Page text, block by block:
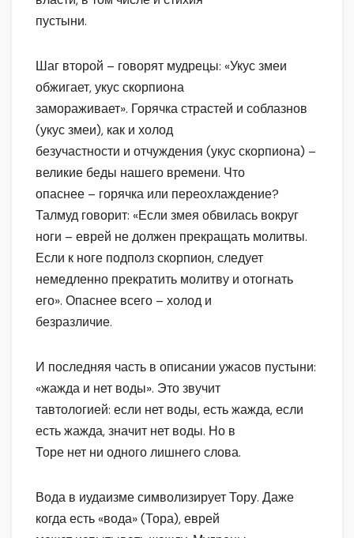
пустыни.
Шаг второй – говорят мудрецы: «Укус змеи
обжигает, укус скорпиона
замораживает». Горячка страстей и соблазнов
(укус змеи), как и холод
безучастности и отчуждения (укус скорпиона) –
великие беды нашего времени. Что
опаснее – горячка или переохлаждение?
Талмуд говорит: «Если змея обвилась вокруг
ноги – еврей не должен прекращать молитвы.
Если к ноге подполз скорпион, следует
немедленно прекратить молитву и отогнать
его». Опаснее всего – холод и
безразличие.
И последняя часть в описании ужасов пустыни:
«жажда и нет воды». Это звучит
тавтологией: если нет воды, есть жажда, если
есть жажда, значит нет воды. Но в
Торе нет ни одного лишнего слова.
Вода в иудаизме символизирует Тору. Даже
когда есть «вода» (Тора), еврей